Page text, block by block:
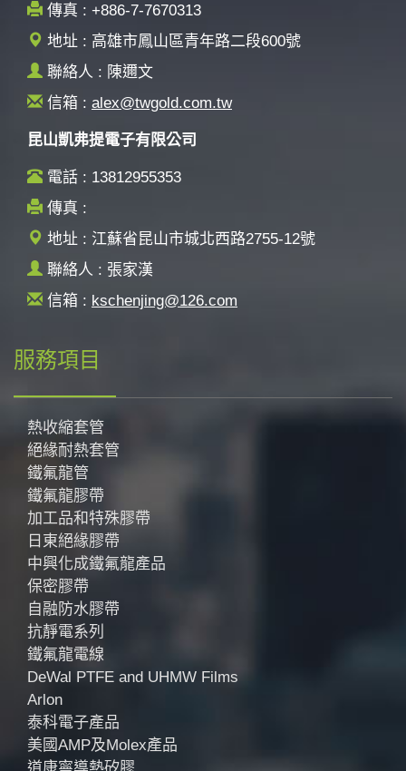
傳真 : +886-7-7670313
地址 : 高雄市鳳山區青年路二段600號
聯絡人 : 陳邇文
信箱 : alex@twgold.com.tw
昆山凱弗提電子有限公司
電話 : 13812955353
傳真 :
地址 : 江蘇省昆山市城北西路2755-12號
聯絡人 : 張家漢
信箱 : kschenjing@126.com
服務項目
熱收縮套管
絕緣耐熱套管
鐵氟龍管
鐵氟龍膠帶
加工品和特殊膠帶
日東絕緣膠帶
中興化成鐵氟龍產品
保密膠帶
自融防水膠帶
抗靜電系列
鐵氟龍電線
DeWal PTFE and UHMW Films
Arlon
泰科電子產品
美國AMP及Molex產品